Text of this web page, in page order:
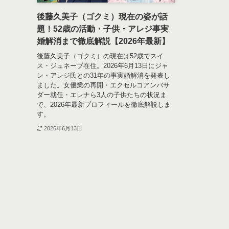
後藤久美子（ゴクミ）現在の姿が話
題！52歳の活動・子供・アレジ事実
婚解消まで徹底解説【2026年最新】
後藤久美子（ゴクミ）の現在は52歳でスイ
ス・ジュネーブ在住。2026年6月13日にジャ
ン・アレジ氏との31年の事実婚解消を発表し
ました。女優業の再開・エクセルコアンバサ
ダー就任・エレナら3人の子供たちの状況ま
で、2026年最新プロフィールを徹底解説しま
す。
2026年6月13日